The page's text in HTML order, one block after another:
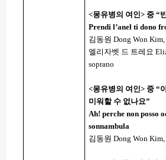
<몽유병의 여인> 중 “
Prendi l’anel ti dono
김동원 Dong Won
엘리자벳 드 트레요
soprano
<몽유병의 여인> 중 “
미워할 수 없나요”
Ah! perche non posso
sonnambula
김동원 Dong Won